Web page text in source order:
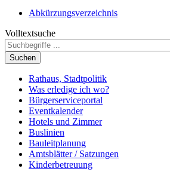
Abkürzungsverzeichnis
Volltextsuche
Suchen
Rathaus, Stadtpolitik
Was erledige ich wo?
Bürgerserviceportal
Eventkalender
Hotels und Zimmer
Buslinien
Bauleitplanung
Amtsblätter / Satzungen
Kinderbetreuung